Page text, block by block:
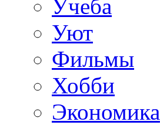
Учеба
Уют
Фильмы
Хобби
Экономика